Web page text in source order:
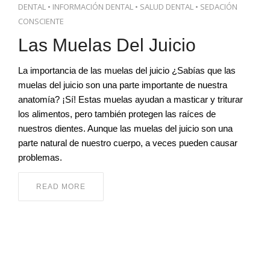
DENTAL • INFORMACIÓN DENTAL • SALUD DENTAL • SEDACIÓN
CONSCIENTE
Las Muelas Del Juicio
La importancia de las muelas del juicio ¿Sabías que las
muelas del juicio son una parte importante de nuestra
anatomía? ¡Sí! Estas muelas ayudan a masticar y triturar
los alimentos, pero también protegen las raíces de
nuestros dientes. Aunque las muelas del juicio son una
parte natural de nuestro cuerpo, a veces pueden causar
problemas.
READ MORE